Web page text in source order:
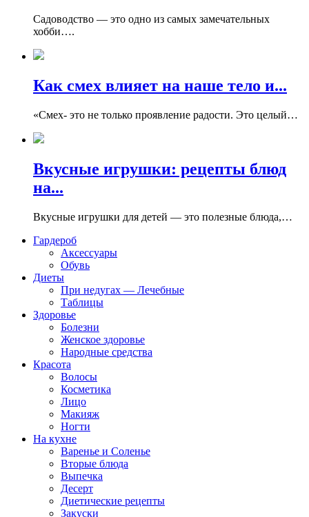
Садоводство — это одно из самых замечательных
хобби….
Как смех влияет на наше тело и...
«Смех- это не только проявление радости. Это целый…
Вкусные игрушки: рецепты блюд
на...
Вкусные игрушки для детей — это полезные блюда,…
Гардероб
Аксессуары
Обувь
Диеты
При недугах — Лечебные
Таблицы
Здоровье
Болезни
Женское здоровье
Народные средства
Красота
Волосы
Косметика
Лицо
Макияж
Ногти
На кухне
Варенье и Соленье
Вторые блюда
Выпечка
Десерт
Диетические рецепты
Закуски